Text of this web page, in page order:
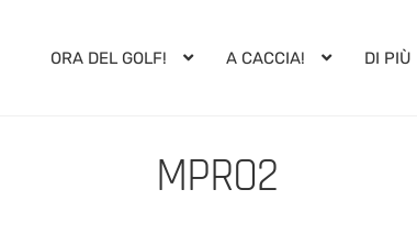
ORA DEL GOLF! A CACCIA! DI PIÙ
MPRO2